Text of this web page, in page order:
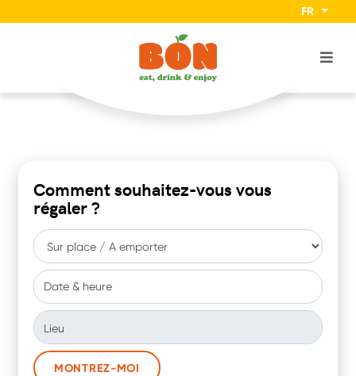
FR
Comment souhaitez-vous vous
régaler ?
Date & heure
Lieu
MONTREZ-MOI